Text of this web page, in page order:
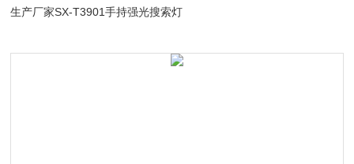
生产厂家SX-T3901手持强光搜索灯